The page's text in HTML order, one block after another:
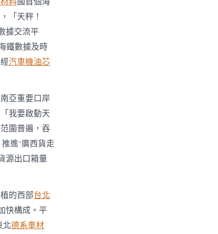
「天秤！
據交流平
鐵數據及時
汽車機油芯
亞重要口岸
我要啟動天
圍普遍，吞
進“廣西貨走
源出口箱量
的西部台北
快構成。平
北德系車材